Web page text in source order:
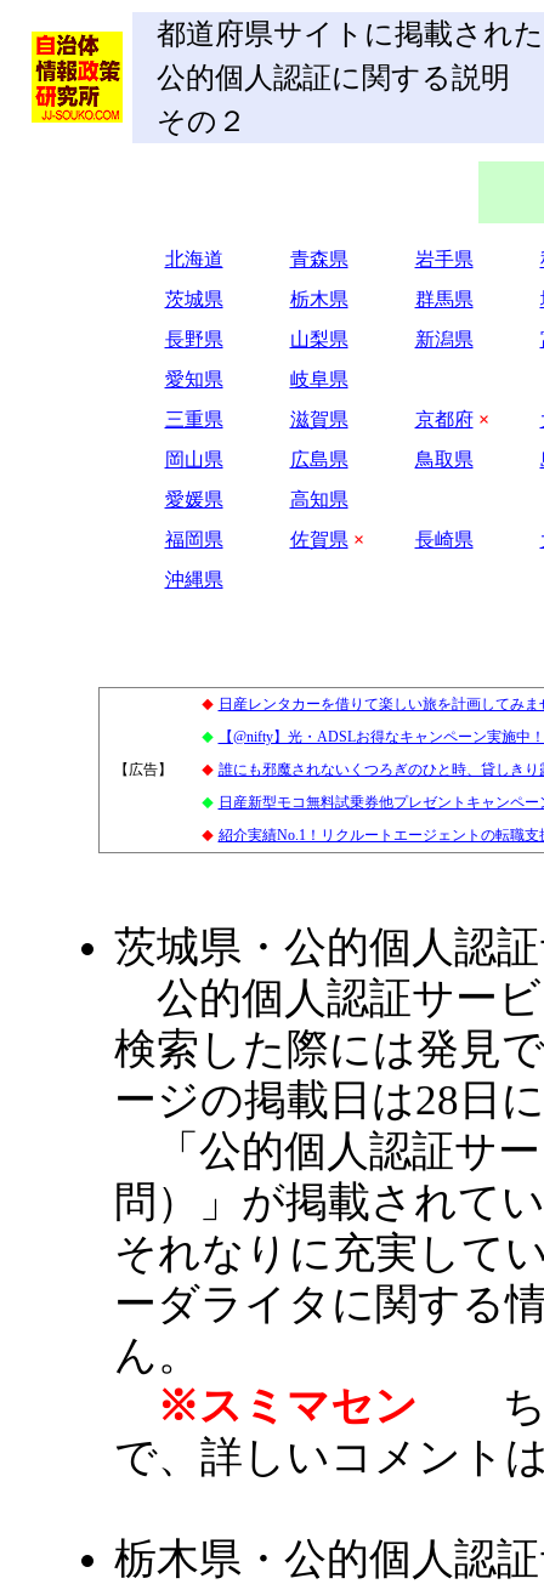
都道府県サイトに掲載された
公的個人認証に関する説明
その２
北海道 青森県 岩手県
茨城県
栃木県 群馬県
長野県
山梨県 新潟県
愛知県
岐阜県
三重県
滋賀県 京都府 ×
岡山県
広島県 鳥取県
愛媛県
高知県
福岡県
佐賀県 × 長崎県
沖縄県
【広告】
◆ 日産レンタカーを借りて楽しい旅を計画してみ
◆ 【@nifty】光・ADSLお得なキャンペーン実施中
◆ 誰にも邪魔されないくつろぎのひと時、貸しき
◆ 日産新型モコ無料試乗券他プレゼントキャンペー
◆ 紹介実績No.1！リクルートエージェントの転職支
茨城県・公的個人
公的個人認証サー
検索した際には発見
ージの掲載日は28日
「公的個人認証サ
問）」が掲載されて
それなりに充実して
ーダライタに関する
ん。
※スミマセン ち
で、詳しいコメント
栃木県・公的個人認